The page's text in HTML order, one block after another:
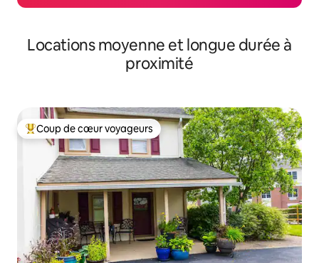
Locations moyenne et longue durée à
proximité
Coups de cœur voyageurs les plus appréciés
Coup de cœur voyageurs